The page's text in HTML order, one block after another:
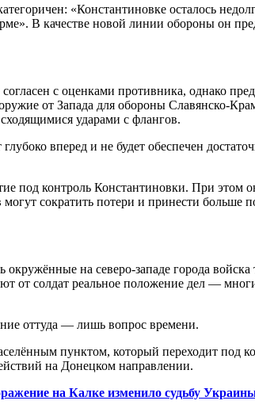
«Константиновке осталось
В качестве новой линии обороны он
с оценками противника, однако
от Запада для обороны Славянско-
ударами с флангов.
вперед и не будет обеспечен
под контроль Константиновки. При этом
сократить потери и принести больше
на северо-западе города
от солдат реальное положение дел —
оттуда — лишь вопрос времени.
пунктом, который переходит под
на Донецком направлении.
на Калке изменило судьбу